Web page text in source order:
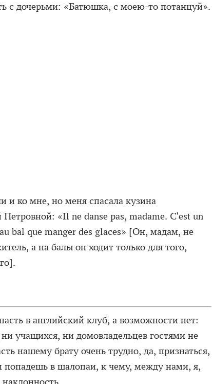
с дочерьми: «Батюшка, с моею-то потанцуй».
и ко мне, но меня спасала кузина
«Il ne danse pas, madame. C'est un
bal que manger des glaces» [Он, мадам, не
а на балы он ходит только для того,
в английский клуб, а возможности нет:
учащихся, ни домовладельцев гостями не
нашему брату очень трудно, да, признаться,
попадешь в шалопаи, к чему, между нами, я,